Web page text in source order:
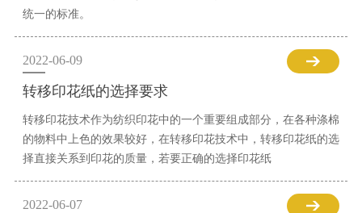
统一的标准。
2022-06-09
转移印花纸的选择要求
转移印花技术作为纺织印花中的一个重要组成部分，在各种涤棉
的物料中上色的效果较好，在转移印花技术中，转移印花纸的选
择直接关系到印花的质量，若要正确的选择印花纸
2022-06-07